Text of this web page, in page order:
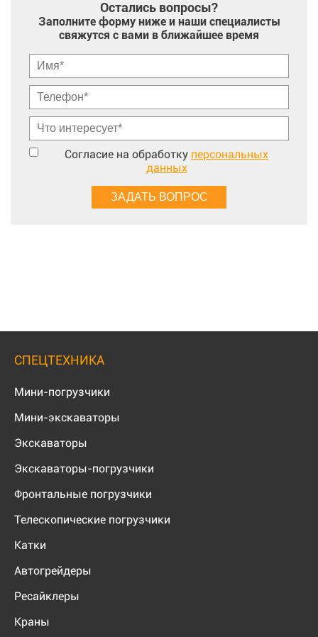
Остались вопросы?
Заполните форму ниже и наши специалисты
свяжутся с вами в ближайшее время
Согласие на обработку персональных
данных
СПЕЦТЕХНИКА
Мини-погрузчики
Мини-экскаваторы
Экскаваторы
Экскаваторы-погрузчики
Фронтальные погрузчики
Телескопические погрузчики
Катки
Автогрейдеры
Ресайклеры
Краны